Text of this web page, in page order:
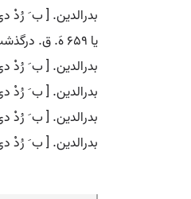
یا 659 هَ. ق. درگذشت. و رجوع به حبیب السیر چ خیام ج 3 و جهانگشای جوینی ج 1 و قاموس الاعلام ترکی ج 2 شود.
بدرالدین. [ ب َ رُدْ
بدرالدین. [ ب َ رُدْ
بدرالدین. [ ب َ رُدْ
بدرالدین. [ ب َ رُدْ